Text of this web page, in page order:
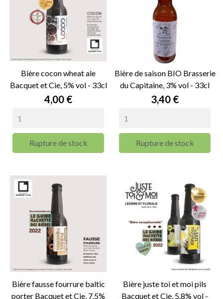
Bière cocon wheat ale
Bacquet et Cie, 5% vol - 33cl
Prix
4,00 €
Rupture de stock
Bière de saison BIO Brasserie
du Capitaine, 3% vol - 33cl
Prix
3,40 €
Rupture de stock
Bière fausse fourrure baltic
porter Bacquet et Cie, 7.5%
Bière juste toi et moi pils
Bacquet et Cie, 5.8% vol -